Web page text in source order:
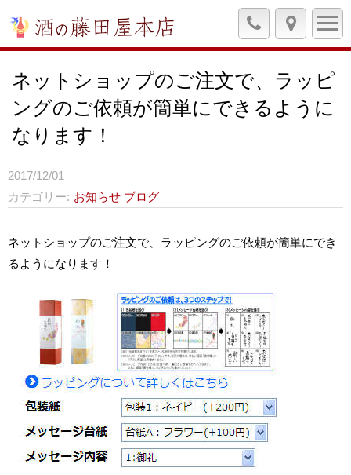
ネットショップのご注文で、ラッピ
ングのご依頼が簡単にできるように
なります！
2017/12/01
カテゴリー
お知らせ ブログ
ネットショップのご注文で、ラッピングのご依頼が簡単にでき
るようになります！